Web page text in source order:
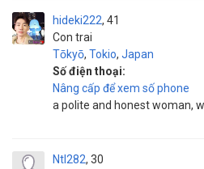
hideki222
Con trai
41
Tōkyō, Tokio, Japan
Số điện thoại:
Nâng cấp để xem số phone
a polite and honest woman,
Ntl282 30